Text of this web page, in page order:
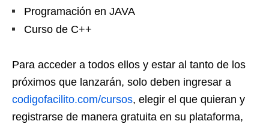
Programación en JAVA
Curso de C++
Para acceder a todos ellos y estar al tanto de los
próximos que lanzarán, solo deben ingresar a
codigofacilito.com/cursos, elegir el que quieran y
registrarse de manera gratuita en su plataforma,